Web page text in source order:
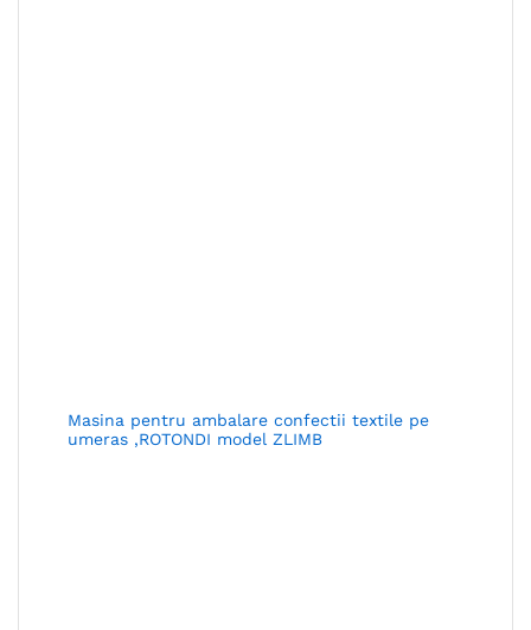
Masina pentru ambalare confectii textile pe
umeras ,ROTONDI model ZLIMB